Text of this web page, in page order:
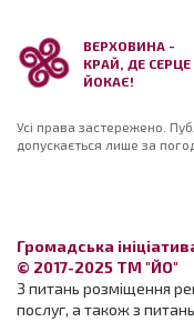
ВЕРХОВИНА -
КРАЙ, ДЕ СЕРЦЕ
ЙОКАЄ!
Усі права застережено.
допускається лише за
Громадська
© 2017-2025 ТМ "ЙО"
З питань розміщення
послуг, а також з